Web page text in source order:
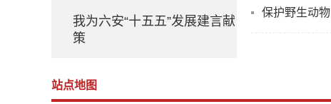
我为六安“十五五”发展建言献
策
保护野生动物
站点地图